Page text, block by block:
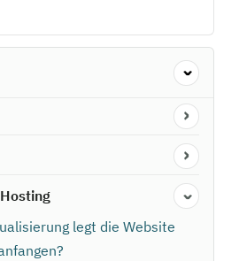
legt die Website